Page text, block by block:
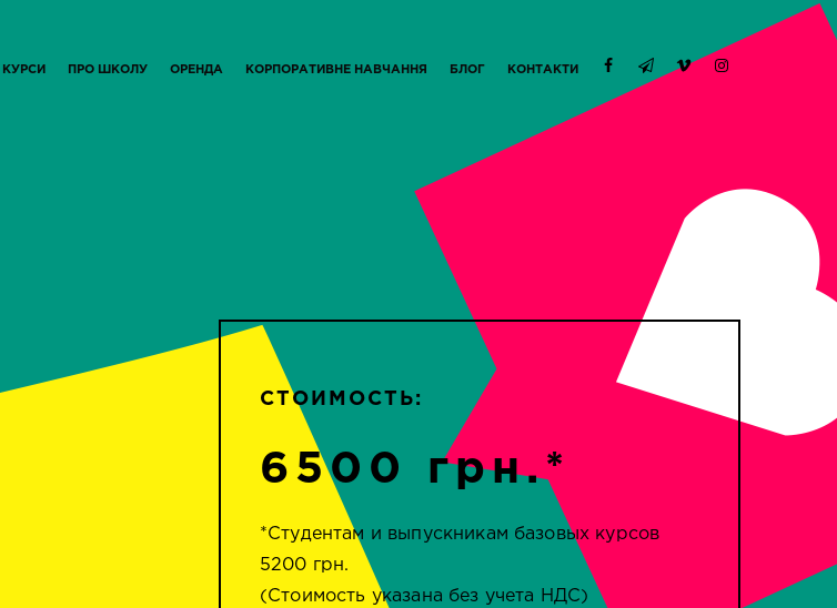
КУРСИ ПРО ШКОЛУ ОРЕНДА КОРПОРАТИВНЕ НАВЧАННЯ БЛОГ КОНТАКТИ
СТОИМОСТЬ:
6500 грн.*
*Студентам и выпускникам базовых курсов
5200 грн.
(Стоимость указана без учета НДС)